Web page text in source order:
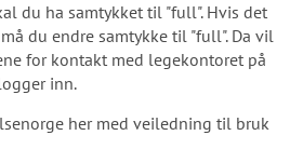
du ha samtykket til "full". Hvis det
du endre samtykke til "full". Da vil
for kontakt med legekontoret på
inn.
her med veiledning til bruk